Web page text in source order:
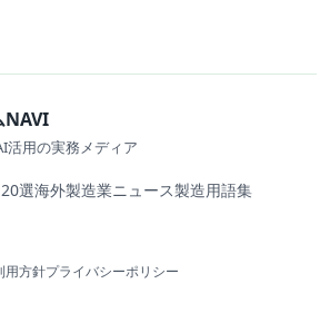
NAVI
活用の実務メディア
選海外製造業ニュース製造用語集
用方針プライバシーポリシー